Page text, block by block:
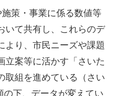
策・事業に係る数値等
いて共有し、これらのデ
より、市民ニーズや課題
立案等に活かす「さいた
取組を進めている（さい
の下、データが変えてい